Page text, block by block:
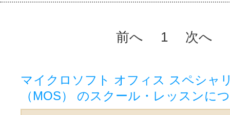
前へ 1 次へ
マイクロソフト オフィス スペシャ
（MOS） のスクール・レッスンに